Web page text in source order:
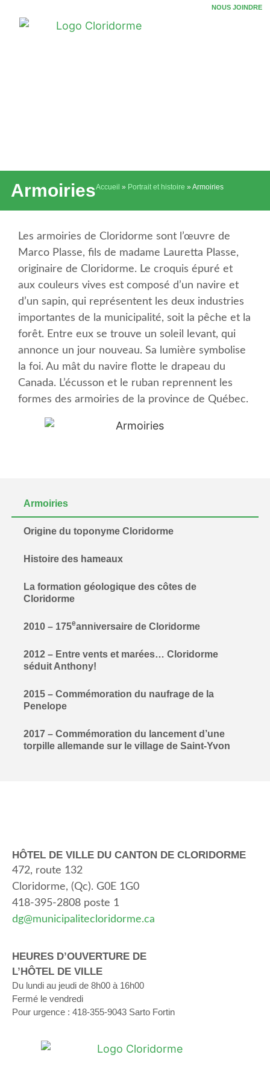
NOUS JOINDRE
ArmoiriesAccueil » Portrait et histoire » Armoiries
Les armoiries de Cloridorme sont l’œuvre de
Marco Plasse, fils de madame Lauretta Plasse,
originaire de Cloridorme. Le croquis épuré et
aux couleurs vives est composé d’un navire et
d’un sapin, qui représentent les deux industries
importantes de la municipalité, soit la pêche et la
forêt. Entre eux se trouve un soleil levant, qui
annonce un jour nouveau. Sa lumière symbolise
la foi. Au mât du navire flotte le drapeau du
Canada. L’écusson et le ruban reprennent les
formes des armoiries de la province de Québec.
Armoiries
Origine du toponyme Cloridorme
Histoire des hameaux
La formation géologique des côtes de
Cloridorme
2010 – 175eanniversaire de Cloridorme
2012 – Entre vents et marées… Cloridorme
séduit Anthony!
2015 – Commémoration du naufrage de la
Penelope
2017 – Commémoration du lancement d’une
torpille allemande sur le village de Saint-Yvon
HÔTEL DE VILLE DU CANTON DE CLORIDORME
472, route 132
Cloridorme, (Qc). G0E 1G0
418-395-2808 poste 1
dg@municipalitecloridorme.ca
HEURES D’OUVERTURE DE
L’HÔTEL DE VILLE
Du lundi au jeudi de 8h00 à 16h00
Fermé le vendredi
Pour urgence : 418-355-9043 Sarto Fortin